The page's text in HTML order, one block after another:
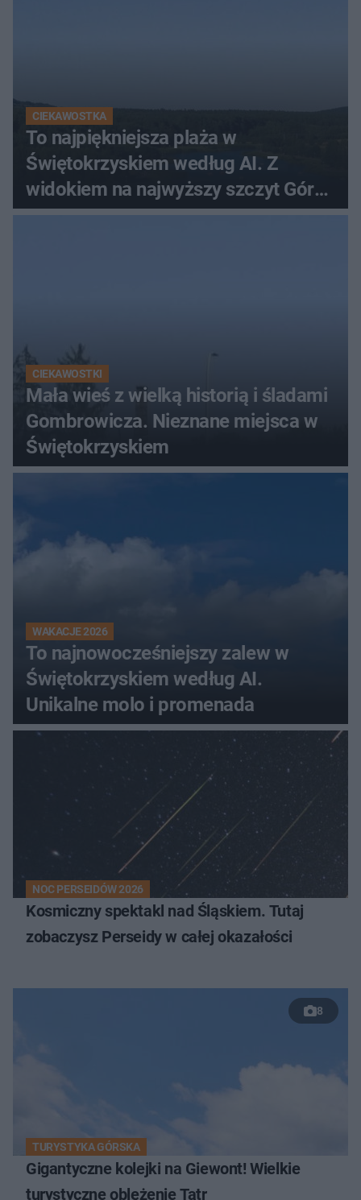
CIEKAWOSTKA
To najpiękniejsza plaża w
Świętokrzyskiem według AI. Z
widokiem na najwyższy szczyt Gór
Świętokrzyskich
CIEKAWOSTKI
Mała wieś z wielką historią i śladami
Gombrowicza. Nieznane miejsca w
Świętokrzyskiem
WAKACJE 2026
To najnowocześniejszy zalew w
Świętokrzyskiem według AI.
Unikalne molo i promenada
NOC PERSEIDÓW 2026
Kosmiczny spektakl nad Śląskiem. Tutaj
zobaczysz Perseidy w całej okazałości
8
TURYSTYKA GÓRSKA
Gigantyczne kolejki na Giewont! Wielkie
turystyczne oblężenie Tatr